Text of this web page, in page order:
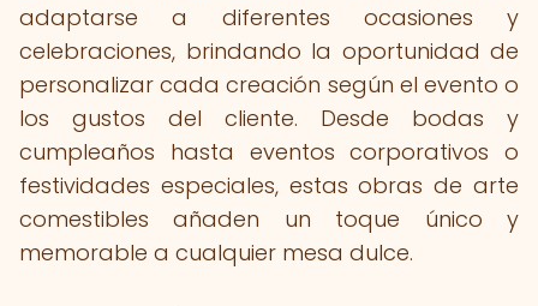
adaptarse a diferentes ocasiones y
celebraciones, brindando la oportunidad de
personalizar cada creación según el evento o
los gustos del cliente. Desde bodas y
cumpleaños hasta eventos corporativos o
festividades especiales, estas obras de arte
comestibles añaden un toque único y
memorable a cualquier mesa dulce.